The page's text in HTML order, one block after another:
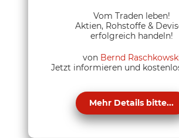
Vom Traden leben!
Aktien, Rohstoffe &
erfolgreich handeln!
von Bernd
Jetzt informieren und
Mehr Details bitte...